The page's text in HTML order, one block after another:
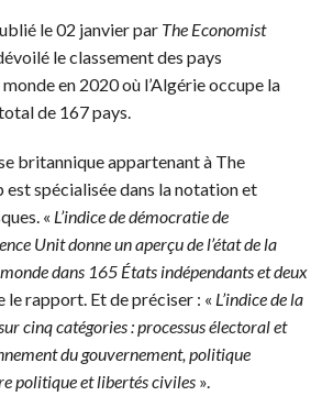
le 02 janvier par The Economist
le classement des pays
en 2020 où l’Algérie occupe la
de 167 pays.
britannique appartenant à The
spécialisée dans la notation et
« L’indice de démocratie de
Unit donne un aperçu de l’état de la
dans 165 États indépendants et deux
le rapport. Et de préciser : « L’indice de la
cinq catégories : processus électoral et
du gouvernement, politique
politique et libertés civiles ».